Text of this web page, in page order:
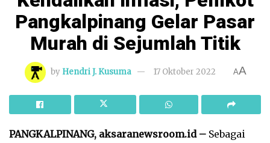
Pangkalpinang Gelar Pasar
Murah di Sejumlah Titik
by Hendri J. Kusuma 17 Oktober 2022 AA
PANGKALPINANG, aksaranewsroom.id – Sebagai